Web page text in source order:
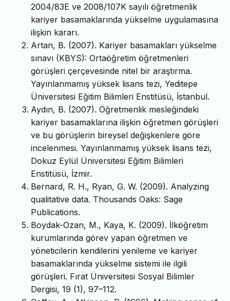
2004/83E ve 2008/107K sayılı öğretmenlik
kariyer basamaklarında yükselme uygulamasına
ilişkin kararı.
Artan, B. (2007). Kariyer basamakları yükselme
sınavı (KBYS): Ortaöğretim öğretmenleri
görüşleri çerçevesinde nitel bir araştırma.
Yayınlanmamış yüksek lisans tezi, Yeditepe
Üniversitesi Eğitim Bilimleri Enstitüsü, İstanbul.
Aydın, B. (2007). Öğretmenlik mesleğindeki
kariyer basamaklarına ilişkin öğretmen görüşleri
ve bu görüşlerin bireysel değişkenlere göre
incelenmesi. Yayınlanmamış yüksek lisans tezi,
Dokuz Eylül Üniversitesi Eğitim Bilimleri
Enstitüsü, İzmir.
Bernard, R. H., Ryan, G. W. (2009). Analyzing
qualitative data. Thousands Oaks: Sage
Publications.
Boydak-Ozan, M., Kaya, K. (2009). İlköğretim
kurumlarında görev yapan öğretmen ve
yöneticilerin kendilerini yenileme ve kariyer
basamaklarında yükselme sistemi ile ilgili
görüşleri. Fırat Üniversitesi Sosyal Bilimler
Dergisi, 19 (1), 97–112.